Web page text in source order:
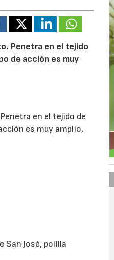
Penetra en el tejido
de acción es muy
en el tejido de
es muy amplio,
San José, polilla